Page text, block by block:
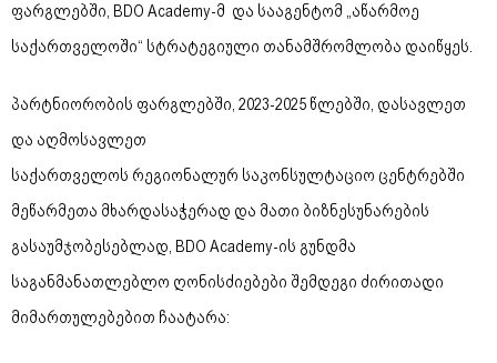
ფარგლებში, BDO Academy-მ და სააგენტომ „აწარმოე
საქართველოში“ სტრატეგიული თანამშრომლობა დაიწყეს.
პარტნიორობის ფარგლებში, 2023-2025 წლებში, დასავლეთ
და აღმოსავლეთ
საქართველოს რეგიონალურ საკონსულტაციო ცენტრებში
მეწარმეთა მხარდასაჭერად და მათი ბიზნესუნარების
გასაუმჯობესებლად, BDO Academy-ის გუნდმა
საგანმანათლებლო ღონისძიებები შემდეგი ძირითადი
მიმართულებებით ჩაატარა: